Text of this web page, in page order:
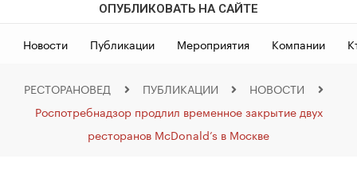
ОПУБЛИКОВАТЬ НА САЙТЕ
Новости Публикации Мероприятия Компании
РЕСТОРАНОВЕД ПУБЛИКАЦИИ
НОВОСТИ
Роспотребнадзор продлил временное закрытие двух
ресторанов McDonald’s в Москве